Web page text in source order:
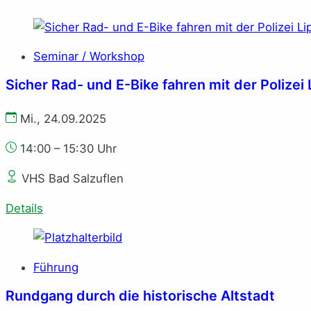
Seminar / Workshop
Sicher Rad- und E-Bike fahren mit der Polizei
Mi., 24.09.2025
14:00 – 15:30 Uhr
VHS Bad Salzuflen
Details
Führung
Rundgang durch die historische Altstadt